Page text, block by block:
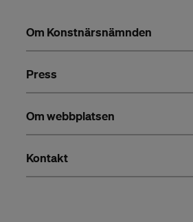
Om Konstnärsnämnden
Press
Om webbplatsen
Kontakt